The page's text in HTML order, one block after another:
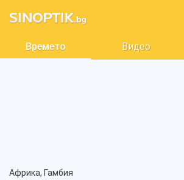
Времето Видео
Африка, Гамбия